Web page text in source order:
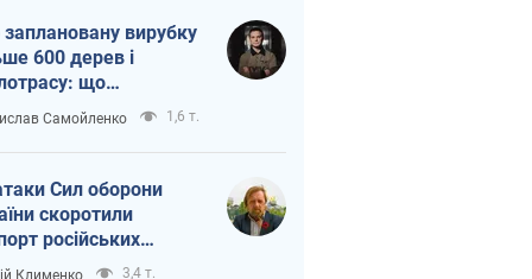
вирубку
600 дерев і
що
на Теремках
Самойленко 1,6 т.
Сил оборони
скоротили
російських
Клименко 3,4 т.